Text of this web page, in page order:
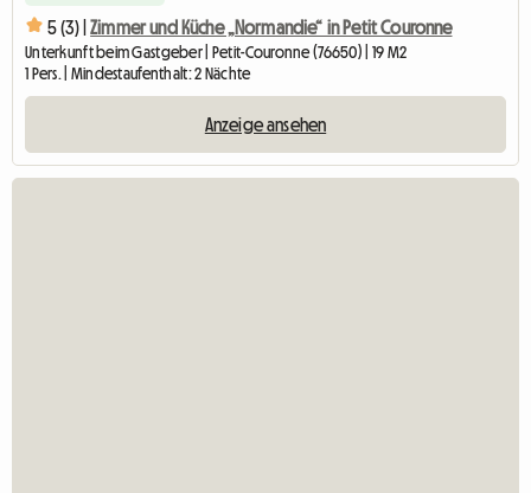
5 (3) | Zimmer und Küche „Normandie“ in Petit Couronne
Unterkunft beim Gastgeber | Petit-Couronne (76650) | 19 M2
1 Pers. | Mindestaufenthalt: 2 Nächte
Anzeige ansehen